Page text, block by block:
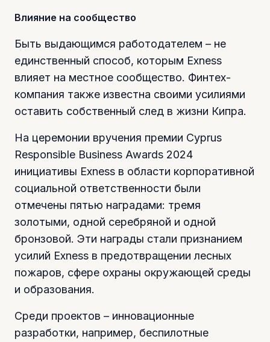
Влияние на сообщество
Быть выдающимся работодателем – не
единственный способ, которым Exness
влияет на местное сообщество. Финтех-
компания также известна своими усилиями
оставить собственный след в жизни Кипра.
На церемонии вручения премии Cyprus
Responsible Business Awards 2024
инициативы Exness в области корпоративной
социальной ответственности были
отмечены пятью наградами: тремя
золотыми, одной серебряной и одной
бронзовой. Эти награды стали признанием
усилий Exness в предотвращении лесных
пожаров, сфере охраны окружающей среды
и образования.
Среди проектов – инновационные
разработки, например, беспилотные